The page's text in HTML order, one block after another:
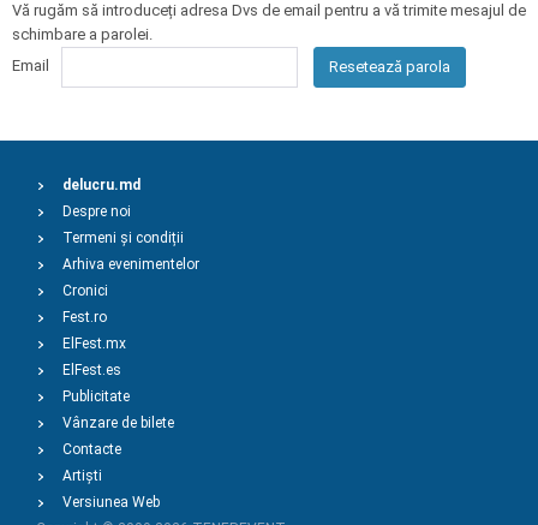
Vă rugăm să introduceți adresa Dvs de email pentru a vă trimite mesajul de
schimbare a parolei.
Email
Resetează parola
delucru.md
Despre noi
Termeni și condiții
Arhiva evenimentelor
Cronici
Fest.ro
ElFest.mx
ElFest.es
Publicitate
Vânzare de bilete
Contacte
Artiști
Versiunea Web